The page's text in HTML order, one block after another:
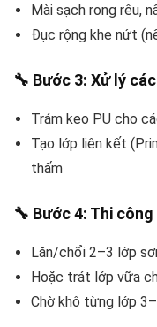
Mài sạch rong rêu,
Đục rộng khe nứt
🔧 Bước 3: Xử lý
Trám keo PU cho
Tạo lớp liên kết
thấm
🔧 Bước 4: Thi
Lăn/chổi 2–3 lớp
Hoặc trát lớp vữa
Chờ khô từng lớp